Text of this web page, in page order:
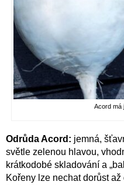
Acord má
Odrůda Acord: jemná,
světle zelenou hlavou,
krátkodobé skladování a
Kořeny lze nechat dorůst